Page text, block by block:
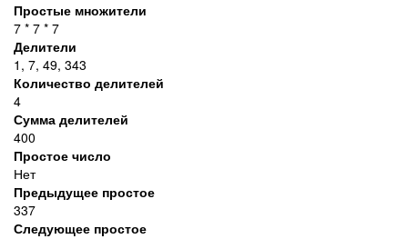
Простые множители
7 * 7 * 7
Делители
1, 7, 49, 343
Количество делителей
4
Сумма делителей
400
Простое число
Нет
Предыдущее простое
337
Следующее простое